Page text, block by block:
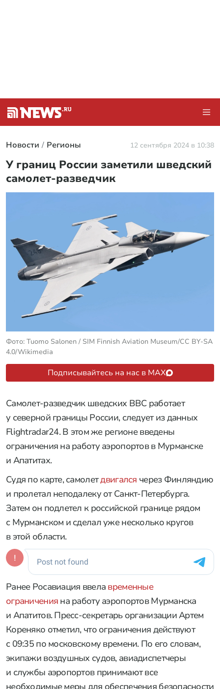
Новости Регионы 12 сентября 2024 в 10:38
У границ России заметили шведский
самолет-разведчик
Фото: Tuomo Salonen / SIM Finnish Aviation Museum/CC BY-SA
4.0/Wikimedia
Подписывайтесь на нас в MAX
Самолет-разведчик шведских ВВС работает
у северной границы России, следует из данных
Flightradar24. В этом же регионе введены
ограничения на работу аэропортов в Мурманске
и Апатитах.
Судя по карте, самолетдвигался через Финляндию
и пролетал неподалеку от Санкт-Петербурга.
Затем он подлетел к российской границе рядом
с Мурманском и сделал уже несколько кругов
в этой области.
Ранее Росавиация ввела временные
ограничения на работу аэропортов Мурманска
и Апатитов. Пресс-секретарь организации Артем
Кореняко отметил, что ограничения действуют
с 09:35 по московскому времени. По его словам,
экипажи воздушных судов, авиадиспетчеры
и службы аэропортов принимают все
необходимые меры для обеспечения безопасности